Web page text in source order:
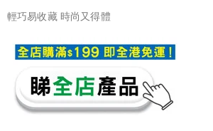
輕巧易收藏 時尚又得體